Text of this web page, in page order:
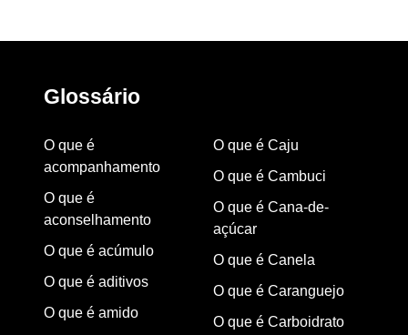
Glossário
O que é
acompanhamento
O que é
aconselhamento
O que é acúmulo
O que é aditivos
O que é amido
O que é Caju
O que é Cambuci
O que é Cana-de-
açúcar
O que é Canela
O que é Caranguejo
O que é Carboidrato